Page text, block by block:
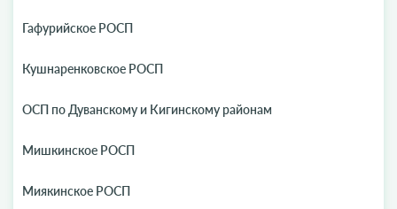
Гафурийское РОСП
Кушнаренковское РОСП
ОСП по Дуванскому и Кигинскому районам
Мишкинское РОСП
Миякинское РОСП